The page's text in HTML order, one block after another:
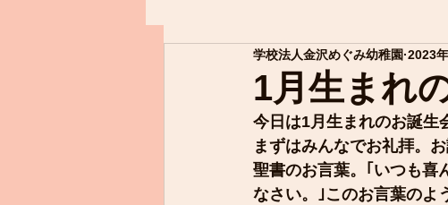
1月生まれ
学校法人金沢めぐみ幼稚園 2023
今日は1月生まれのお誕生
まずはみんなでお礼拝。
聖書のお言葉。｢いつも喜
なさい。｣このお言葉のよ